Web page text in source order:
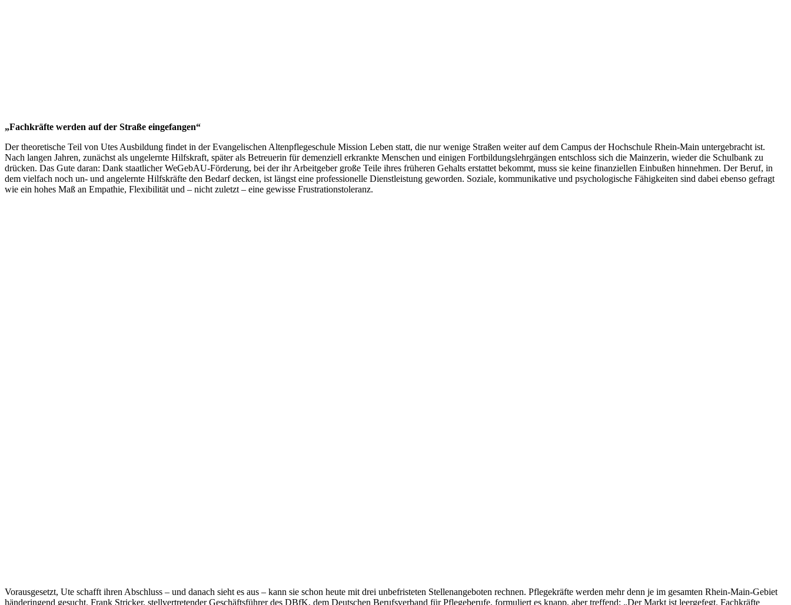
„Fachkräfte werden auf der Straße eingefangen“
Der theoretische Teil von Utes Ausbildung findet in der Evangelischen Altenpflegeschule Mission Leben statt, die nur wenige Straßen weiter auf dem Campus der Hochschule Rhein-Main untergebracht ist.
Nach langen Jahren, zunächst als ungelernte Hilfskraft, später als Betreuerin für demenziell erkrankte Menschen und einigen Fortbildungslehrgängen entschloss sich die Mainzerin, wieder die Schulbank zu
drücken. Das Gute daran: Dank staatlicher WeGebAU-Förderung, bei der ihr Arbeitgeber große Teile ihres früheren Gehalts erstattet bekommt, muss sie keine finanziellen Einbußen hinnehmen. Der Beruf, in
dem vielfach noch un- und angelernte Hilfskräfte den Bedarf decken, ist längst eine professionelle Dienstleistung geworden. Soziale, kommunikative und psychologische Fähigkeiten sind dabei ebenso gefragt
wie ein hohes Maß an Empathie, Flexibilität und – nicht zuletzt – eine gewisse Frustrationstoleranz.
Vorausgesetzt, Ute schafft ihren Abschluss – und danach sieht es aus – kann sie schon heute mit drei unbefristeten Stellenangeboten rechnen. Pflegekräfte werden mehr denn je im gesamten Rhein-Main-Gebiet
händeringend gesucht. Frank Stricker, stellvertretender Geschäftsführer des DBfK, dem Deutschen Berufsverband für Pflegeberufe, formuliert es knapp, aber treffend: „Der Markt ist leergefegt. Fachkräfte